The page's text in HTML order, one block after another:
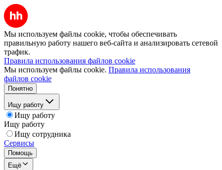
Мы используем файлы cookie, чтобы обеспечивать
правильную работу нашего веб-сайта и анализировать сетевой
трафик.
Правила использования файлов cookie
Мы используем файлы cookie. Правила использования
файлов cookie
Понятно
Ищу работу
Ищу работу
Ищу работу
Ищу сотрудника
Сервисы
Помощь
Ещё